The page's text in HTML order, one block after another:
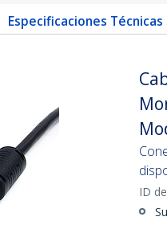
Especificaciones Técnicas
ID